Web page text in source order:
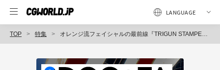
TOP 特集 オレンジ流フェイシャルの最前線『TRIGUN STAMPEDE』（1）R＆D編